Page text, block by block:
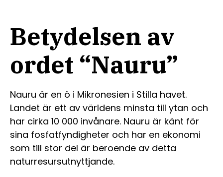
Betydelsen av
ordet “Nauru”
Nauru är en ö i Mikronesien i Stilla havet.
Landet är ett av världens minsta till ytan och
har cirka 10 000 invånare. Nauru är känt för
sina fosfatfyndigheter och har en ekonomi
som till stor del är beroende av detta
naturresursutnyttjande.